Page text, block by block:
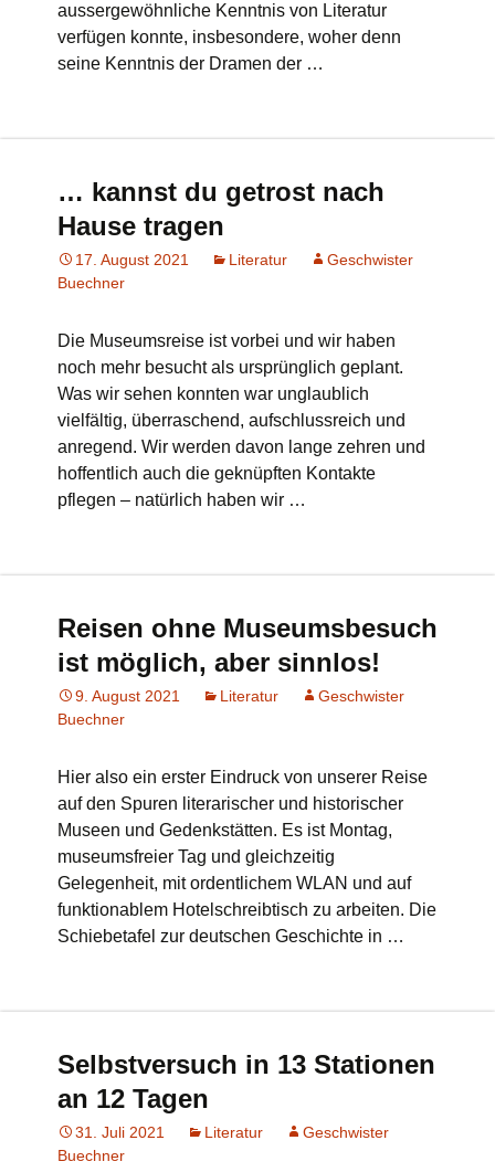
aussergewöhnliche Kenntnis von Literatur
verfügen konnte, insbesondere, woher denn
seine Kenntnis der Dramen der …
… kannst du getrost nach
Hause tragen
17. August 2021 Literatur
Geschwister
Buechner
Die Museumsreise ist vorbei und wir haben
noch mehr besucht als ursprünglich geplant.
Was wir sehen konnten war unglaublich
vielfältig, überraschend, aufschlussreich und
anregend. Wir werden davon lange zehren und
hoffentlich auch die geknüpften Kontakte
pflegen – natürlich haben wir …
Reisen ohne Museumsbesuch
ist möglich, aber sinnlos!
9. August 2021 Literatur
Geschwister
Buechner
Hier also ein erster Eindruck von unserer Reise
auf den Spuren literarischer und historischer
Museen und Gedenkstätten. Es ist Montag,
museumsfreier Tag und gleichzeitig
Gelegenheit, mit ordentlichem WLAN und auf
funktionablem Hotelschreibtisch zu arbeiten. Die
Schiebetafel zur deutschen Geschichte in …
Selbstversuch in 13 Stationen
an 12 Tagen
31. Juli 2021 Literatur
Geschwister
Buechner